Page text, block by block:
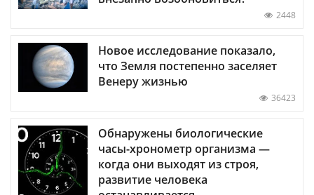
2448
Новое исследование показало,
что Земля постепенно заселяет
Венеру жизнью
36423
Обнаружены биологические
часы-хронометр организма —
когда они выходят из строя,
развитие человека